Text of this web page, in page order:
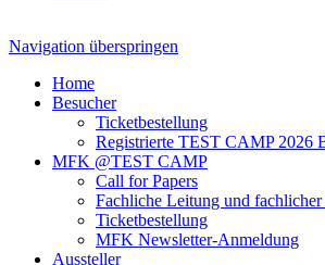
Navigation überspringen
Home
Besucher
Ticketbestellung
Registrierte TEST CAMP 2026
MFK @TEST CAMP
Call for Papers
Fachliche Leitung und fachlicher
Ticketbestellung
MFK Newsletter-Anmeldung
Aussteller